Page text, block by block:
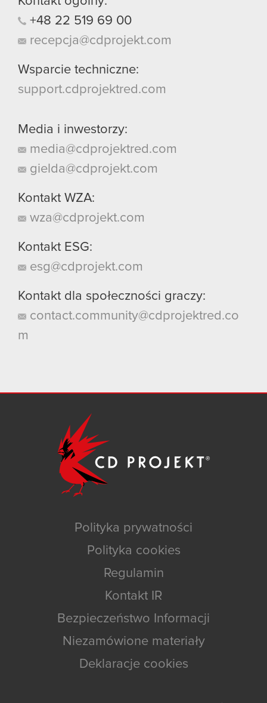
+48 22 519 69 00
recepcja@cdprojekt.com
Wsparcie techniczne:
support.cdprojektred.com
Media i inwestorzy:
media@cdprojektred.com
gielda@cdprojekt.com
Kontakt WZA:
wza@cdprojekt.com
Kontakt ESG:
esg@cdprojekt.com
Kontakt dla społeczności graczy:
contact.community@cdprojektred.co
m
Polityka prywatności
Polityka cookies
Regulamin
Kontakt IR
Bezpieczeństwo Informacji
Niezamówione materiały
Deklaracje cookies